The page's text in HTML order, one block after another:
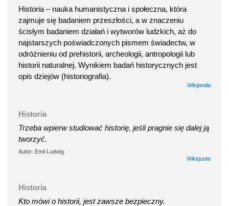
Historia – nauka humanistyczna i społeczna, która
zajmuje się badaniem przeszłości, a w znaczeniu
ścisłym badaniem działań i wytworów ludzkich, aż do
najstarszych poświadczonych pismem świadectw, w
odróżnieniu od prehistorii, archeologii, antropologii lub
historii naturalnej. Wynikiem badań historycznych jest
opis dziejów (historiografia).
Wikipedia
Historia
Trzeba wpierw studiować historię, jeśli pragnie się dalej ją
tworzyć.
Autor: Emil Ludwig
Wikiquote
Historia
Kto mówi o historii, jest zawsze bezpieczny.